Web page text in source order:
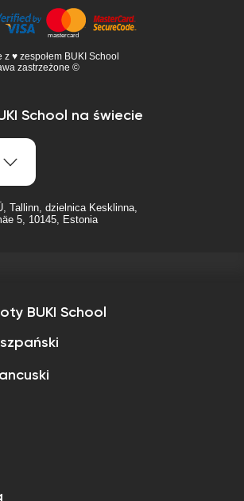
z ♥ zespołem BUKI School
zastrzeżone ©
School na świecie
Tallinn, dzielnica Kesklinna,
5, 10145, Estonia
BUKI School